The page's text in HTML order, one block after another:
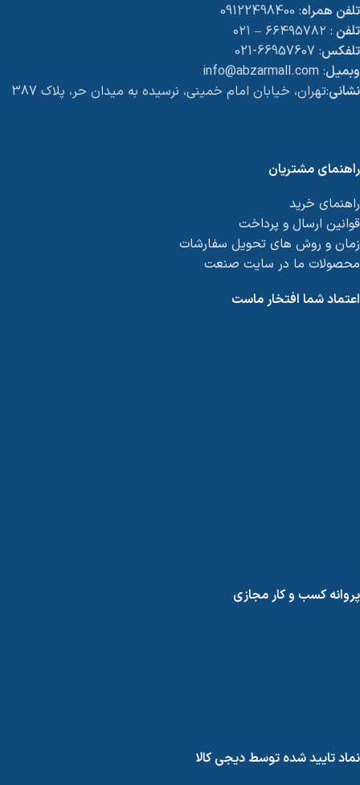
تلفن همراه: 09122498400
تلفن : ۶۶۴۹۵۷۸۲ – ۰۲۱
تلفکس: 66957607-021
وبمیل: info@abzarmall.com
نشانی:تهران، خیابان امام خمینی، نرسیده به میدان حر، پلاک 387
راهنمای مشتریان
راهنمای خرید
قوانین ارسال و پرداخت
زمان و روش های تحویل سفارشات
محصولات ما در سایت صنعت
اعتماد شما افتخار ماست
پروانه کسب و کار مجازی
نماد تایید شده توسط دیجی کالا